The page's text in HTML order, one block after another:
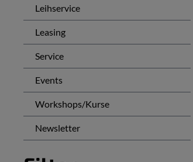
Leihservice
Leasing
Service
Events
Workshops/Kurse
Newsletter